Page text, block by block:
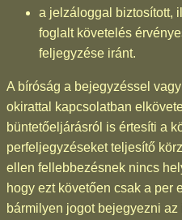
a jelzáloggal biztosított,
foglalt követelés
feljegyzése iránt.
A bíróság a bejegyzéssel
okirattal kapcsolatban
büntetőeljárásról is értesíti a
perfeljegyzéseket teljesítő
ellen fellebbezésnek nincs
hogy ezt követően csak a per
bármilyen jogot bejegyezni